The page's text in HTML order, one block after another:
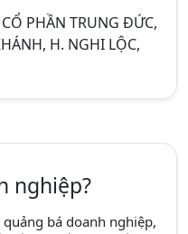
PHẦN TRUNG ĐỨC,
H. NGHI LỘC,
nghiệp?
bá doanh nghiệp,